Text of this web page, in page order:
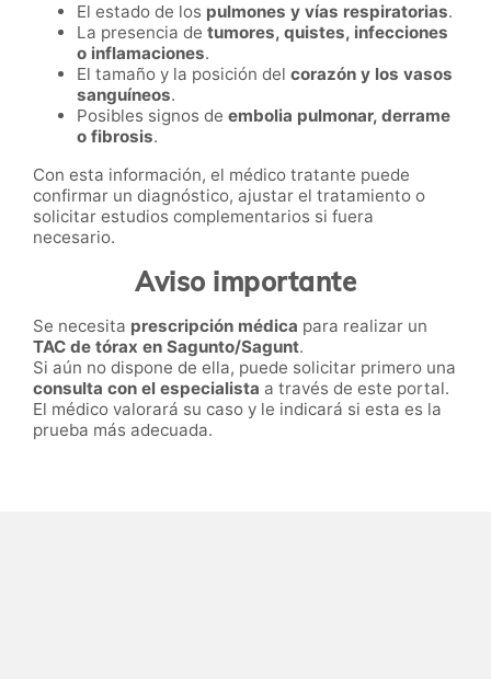
El estado de los pulmones y vías respiratorias.
La presencia de tumores, quistes, infecciones
o inflamaciones.
El tamaño y la posición del corazón y los vasos
sanguíneos.
Posibles signos de embolia pulmonar, derrame
o fibrosis.
Con esta información, el médico tratante puede
confirmar un diagnóstico, ajustar el tratamiento o
solicitar estudios complementarios si fuera
necesario.
Aviso importante
Se necesita prescripción médica para realizar un
TAC de tórax en Sagunto/Sagunt.
Si aún no dispone de ella, puede solicitar primero una
consulta con el especialista a través de este portal.
El médico valorará su caso y le indicará si esta es la
prueba más adecuada.